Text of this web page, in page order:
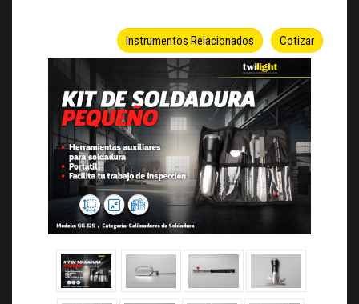
Cotizar
Instrumentos Relacionados